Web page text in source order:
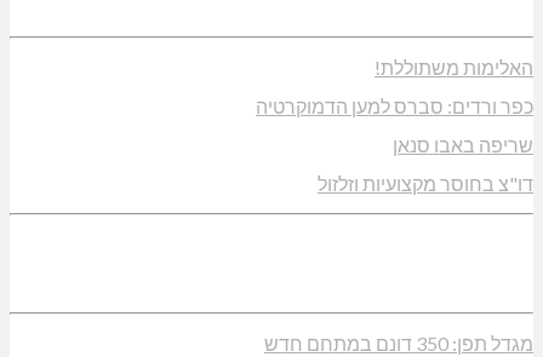
האלימות משתוללת!
כפר ורדים: סברס למען הדמוקרטיה
שריפה באבו סנאן
דו"צ בחוסר מקצועיות וזלזול
מגדל תפן: 350 דונם במתחם חדש